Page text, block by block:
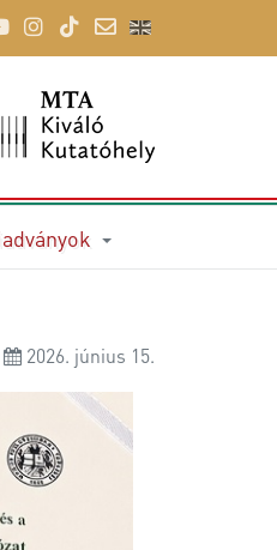
2026. június 15.